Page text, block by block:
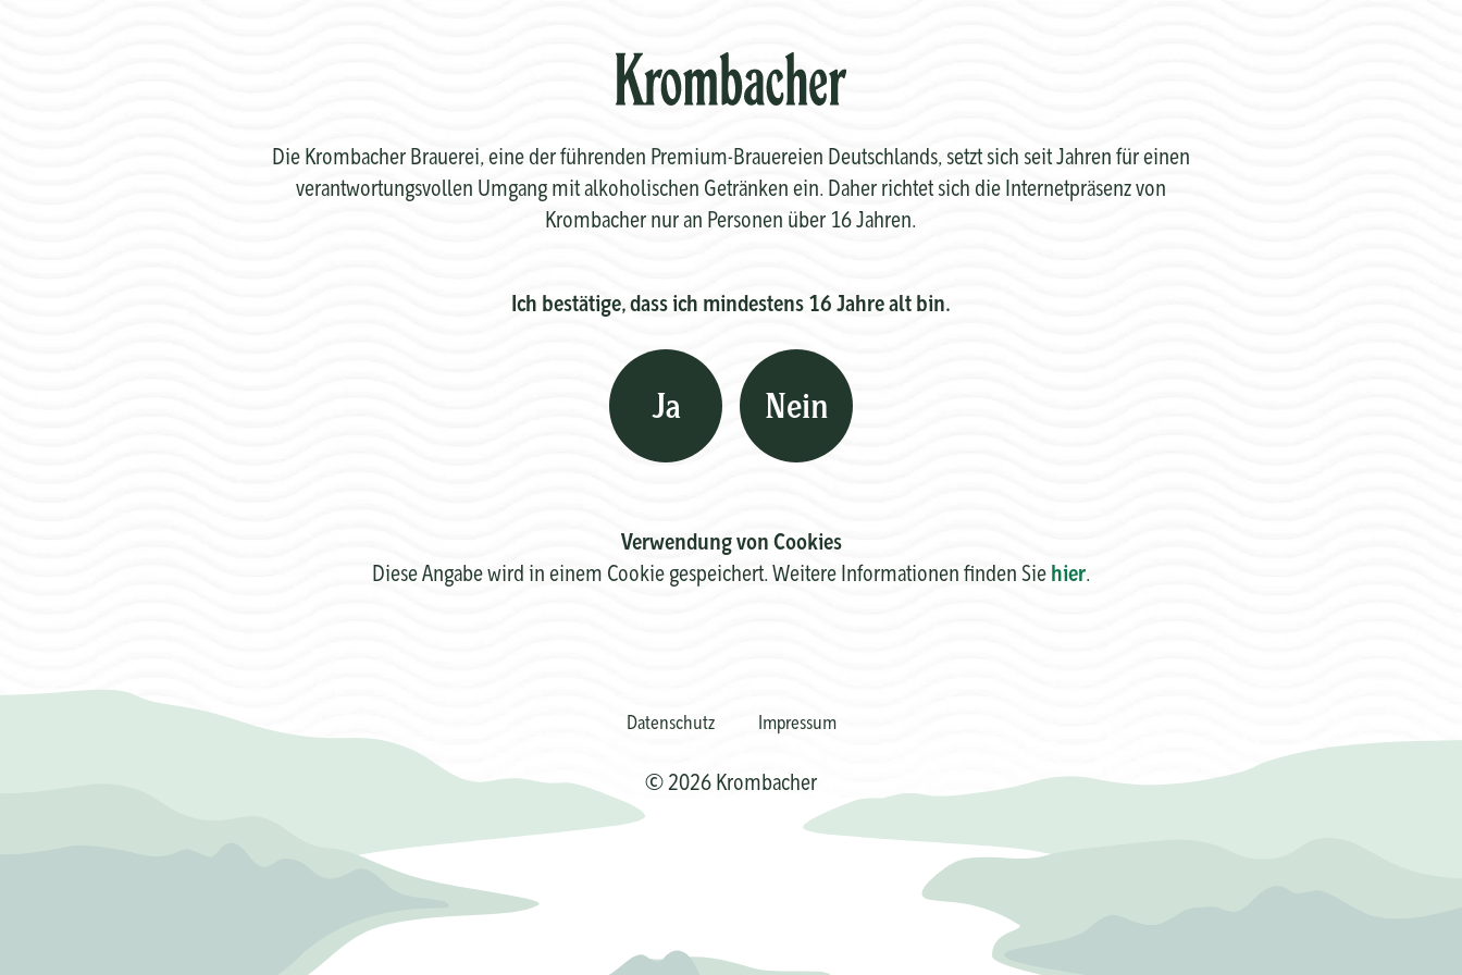
Die Krombacher Brauerei, eine der führenden Premium-Brauereien Deutschlands, setzt sich seit Jahren für einen
verantwortungsvollen Umgang mit alkoholischen Getränken ein. Daher richtet sich die Internetpräsenz von
Krombacher nur an Personen über 16 Jahren.
Ich bestätige, dass ich mindestens 16 Jahre alt bin.
Ja Nein
Verwendung von Cookies
Diese Angabe wird in einem Cookie gespeichert. Weitere Informationen finden Sie hier.
Datenschutz Impressum
© 2026 Krombacher